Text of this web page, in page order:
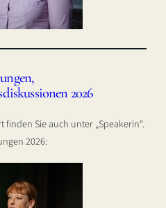
2026
Sie auch unter „Speakerin“.
2026: